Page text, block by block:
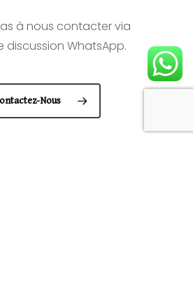
à nous contacter via
discussion WhatsApp.
Nous